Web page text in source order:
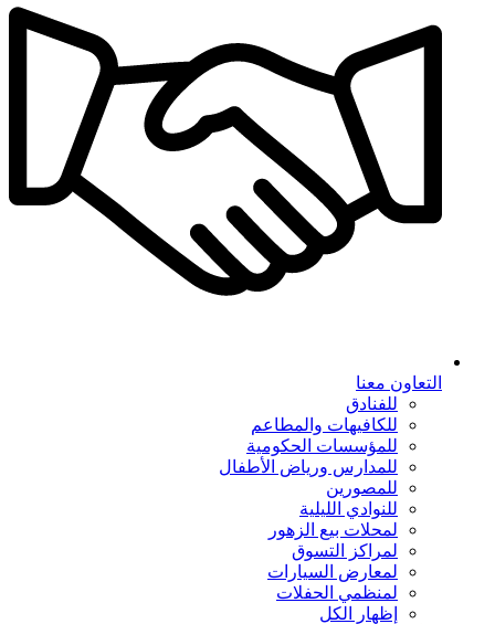
التعاون معنا
للفنادق
للكافيهات والمطاعم
للمؤسسات الحكومية
للمدارس ورياض الأطفال
للمصورين
للنوادي الليلية
لمحلات بيع الزهور
لمراكز التسوق
لمعارض السيارات
لمنظمي الحفلات
إظهار الكل